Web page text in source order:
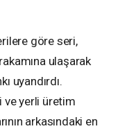
göre seri,
ulaşarak
uyandırdı.
ve yerli üretim
arkasındaki en